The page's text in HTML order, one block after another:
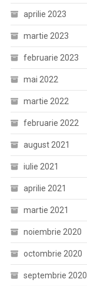
aprilie 2023
martie 2023
februarie 2023
mai 2022
martie 2022
februarie 2022
august 2021
iulie 2021
aprilie 2021
martie 2021
noiembrie 2020
octombrie 2020
septembrie 2020